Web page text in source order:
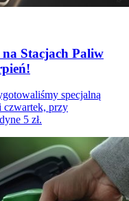
Stacjach Paliw
specjalną
czwartek, przy
5 zł.